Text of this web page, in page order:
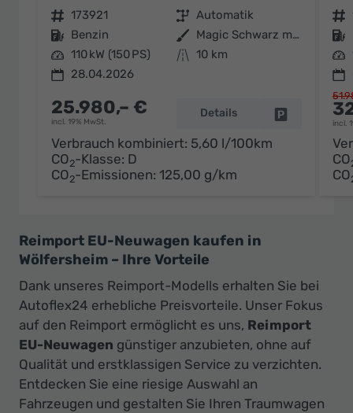
Fahrzeugnr. 173921 Getriebe Automatik
Kraftstoff Benzin Außenfarbe
Magic Schwarz metallic
Leistung 110 kW (150 PS) Kilometerstand 10 km
28.04.2026
25.980,– €
incl. 19% MwSt.
Details Fahrzeug
Verbrauch kombiniert: 5,60 l/100km
CO2-Klasse: D
CO2-Emissionen: 125,00 g/km
Fahrzeugnr.
Kraftstoff
Leistung
incl.
CO
CO
Reimport EU-Neuwagen kaufen in
Wölfersheim – Ihre Vorteile
Dank unseres Reimport-Modells erhalten Sie bei
Autoflex24 erhebliche Preisvorteile. Unser Fokus
auf den Reimport ermöglicht es uns, Reimport
EU-Neuwagen günstiger anzubieten, ohne auf
Qualität und erstklassigen Service zu verzichten.
Entdecken Sie eine riesige Auswahl an
Fahrzeugen und gestalten Sie Ihren Traumwagen